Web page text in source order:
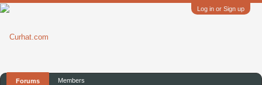
Log in or Sign up
Forums Members